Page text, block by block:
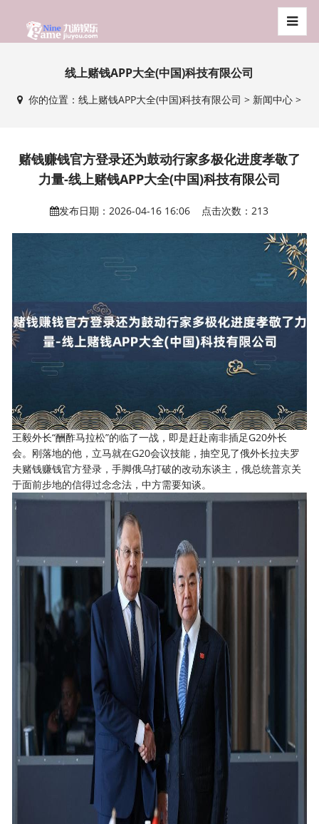
线上赌钱APP大全(中国)科技有限公司
你的位置：线上赌钱APP大全(中国)科技有限公司 > 新闻中心 >
赌钱赚钱官方登录还为鼓动行家多极化进度孝敬了
力量-线上赌钱APP大全(中国)科技有限公司
发布日期：2026-04-16 16:06 点击次数：213
王毅外长“酬酢马拉松”的临了一战，即是赶赴南非插足G20外长
会。刚落地的他，立马就在G20会议技能，抽空见了俄外长拉夫罗
夫赌钱赚钱官方登录，手脚俄乌打破的改动东谈主，俄总统普京关
于面前步地的信得过念念法，中方需要知谈。